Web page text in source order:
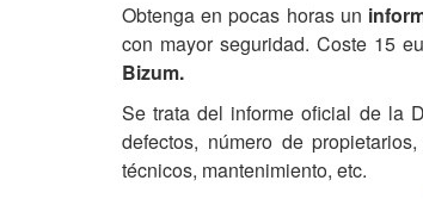
Obtenga en pocas horas un
con mayor seguridad. Coste 15
Bizum.
Se trata del informe oficial de la
defectos, número de
técnicos, mantenimiento, etc.